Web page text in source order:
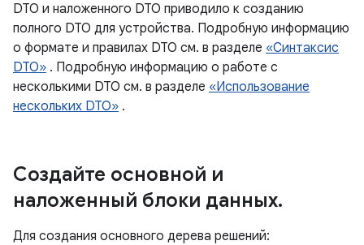
DTO и наложенного DTO приводило к созданию
полного DTO для устройства. Подробную информацию
о формате и правилах DTO см. в разделе «Синтаксис
DTO» . Подробную информацию о работе с
несколькими DTO см. в разделе «Использование
нескольких DTO» .
Создайте основной и
наложенный блоки данных.
Для создания основного дерева решений: